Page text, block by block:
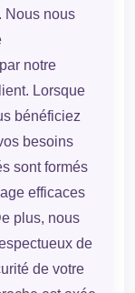
Nous nous
notre
Lorsque
bénéficiez
besoins
sont formés
efficaces
plus, nous
de
de votre